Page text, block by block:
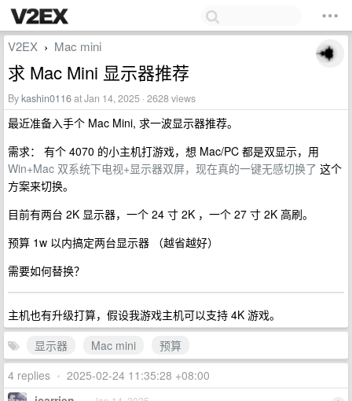
V2EX › Mac mini
求 Mac Mini 显示器推荐
Bykashin0116at Jan 14, 2025 · 2628 views
最近准备入手个 Mac Mini, 求一波显示器推荐。
需求： 有个 4070 的小主机打游戏，想 Mac/PC 都是双显示，用
Win+Mac 双系统下电视+显示器双屏，现在真的一键无感切换了 这个
方案来切换。
目前有两台 2K 显示器，一个 24 寸 2K ，一个 27 寸 2K 高刷。
预算 1w 以内搞定两台显示器 （越省越好）
需要如何替换？
主机也有升级打算，假设我游戏主机可以支持 4K 游戏。
显示器
Mac mini
预算
4 replies • 2025-02-24 11:35:28 +08:00